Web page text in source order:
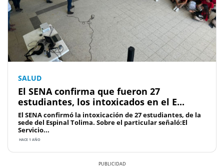
SALUD
El SENA confirma que fueron 27
estudiantes, los intoxicados en el E...
El SENA confirmó la intoxicación de 27 estudiantes, de la
sede del Espinal Tolima. Sobre el particular señaló:El
Servicio...
HACE 1 AÑO